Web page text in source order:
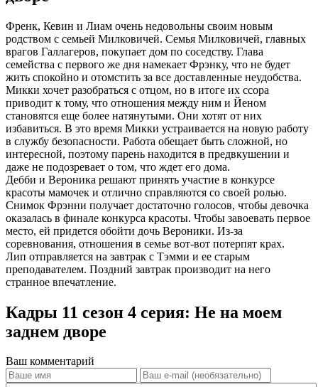
Френк, Кевин и Лиам очень недовольны своим новым
родством с семьей Милковичей. Семья Милковичей, главных
врагов Галлагеров, покупает дом по соседству. Глава
семейства с первого же дня намекает Фрэнку, что не будет
жить спокойно и отомстить за все доставленные неудобства.
Микки хочет разобраться с отцом, но в итоге их ссора
приводит к тому, что отношения между ним и Йеном
становятся еще более натянутыми. Они хотят от них
избавиться. В это время Микки устраивается на новую работу
в службу безопасности. Работа обещает быть сложной, но
интересной, поэтому парень находится в предвкушении и
даже не подозревает о том, что ждет его дома.
Дебби и Вероника решают принять участие в конкурсе
красоты мамочек и отлично справляются со своей ролью.
Снимок Фрэнни получает достаточно голосов, чтобы девочка
оказалась в финале конкурса красоты. Чтобы завоевать первое
место, ей придется обойти дочь Вероники. Из-за
соревнования, отношения в семье вот-вот потерпят крах.
Лип отправляется на завтрак с Тэмми и ее старым
преподавателем. Поздний завтрак производит на него
странное впечатление.
Кадры 11 сезон 4 серия: Не на моем
заднем дворе
Ваш комментарий